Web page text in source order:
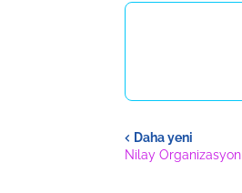
Daha yeni
Nilay Organizasyon